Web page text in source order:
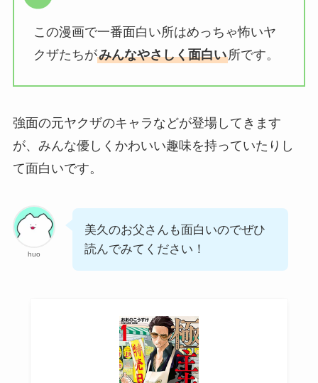
この漫画で一番面白い所はめっちゃ怖いヤ
クザたちがみんなやさしく面白い所です。
強面の元ヤクザのキャラなどが登場してきます
が、みんな優しくかわいい趣味を持っていたりし
て面白いです。
huo
美久のお父さんも面白いのでぜひ
読んでみてください！